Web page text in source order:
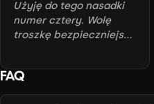
Użyję do tego nasadki
numer cztery. Wolę
troszkę bezpieczniejszą
FAQ